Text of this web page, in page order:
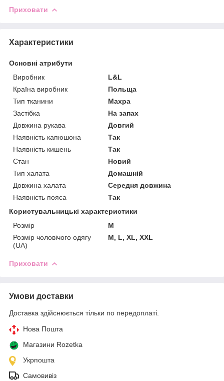
Приховати
Характеристики
Основні атрибути
Виробник
L&L
Країна виробник
Польща
Тип тканини
Махра
Застібка
На запах
Довжина рукава
Довгий
Наявність капюшона
Так
Наявність кишень
Так
Стан
Новий
Тип халата
Домашній
Довжина халата
Середня довжина
Наявність пояса
Так
Користувальницькі характеристики
Розмір
M
Розмір чоловічого одягу
(UA)
M, L, XL, XXL
Приховати
Умови доставки
Доставка здійснюється тільки по передоплаті.
Нова Пошта
Магазини Rozetka
Укрпошта
Самовивіз